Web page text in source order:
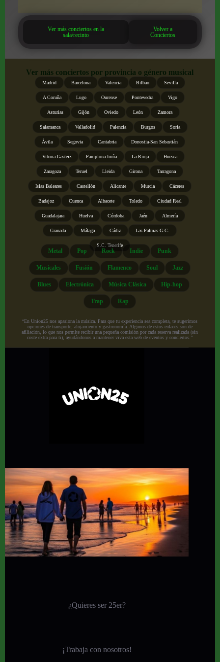
Ver más conciertos en la
sala/recinto
Volver a
Conciertos
Ver más conciertos por provincia o género musical
Madrid Barcelona Valencia Bilbao Sevilla
A Coruña Lugo Ourense Pontevedra Vigo
Asturias Gijón Oviedo León Zamora
Salamanca Valladolid Palencia Burgos Soria
Ávila Segovia Cantabria Donostia-San Sebastián
Vitoria-Gasteiz Pamplona-Iruña La Rioja Huesca
Zaragoza Teruel Lleida Girona Tarragona
Islas Baleares Castellón Alicante Murcia Cáceres
Badajoz Cuenca Albacete Toledo Ciudad Real
Guadalajara Huelva Córdoba Jaén Almería
Granada Málaga Cádiz Las Palmas G.C.
S.C. Tenerife
Metal Pop Rock Indie Punk
Musicales Fusión Flamenco Soul Jazz
Blues Electrónica Música Clásica Hip-hop
Trap Rap
“En Union25 nos apasiona la música. Para que tu experiencia sea completa, te sugerimos
opciones de transporte, alojamiento y gastronomía. Algunos de estos enlaces son de
afiliación, lo que nos permite recibir una pequeña comisión por cada reserva realizada (sin
coste extra para ti), ayudándonos a mantener viva esta web de eventos y conciertos.”
¿Quieres ser 25er?
¡Trabaja con nosotros!